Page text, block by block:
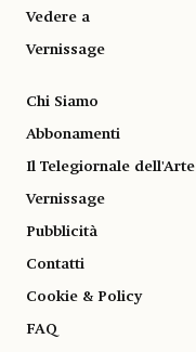
Vedere a
Vernissage
Chi Siamo
Abbonamenti
Il Telegiornale dell'Arte
Vernissage
Pubblicità
Contatti
Cookie & Policy
FAQ